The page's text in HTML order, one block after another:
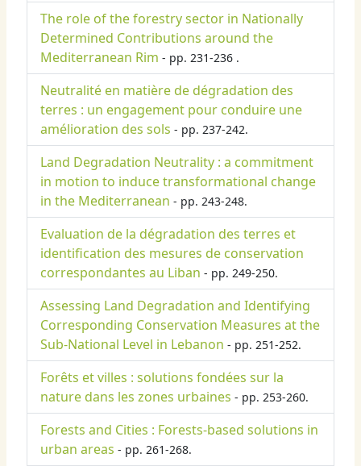
The role of the forestry sector in Nationally
Determined Contributions around the
Mediterranean Rim - pp. 231-236 .
Neutralité en matière de dégradation des
terres : un engagement pour conduire une
amélioration des sols - pp. 237-242.
Land Degradation Neutrality : a commitment
in motion to induce transformational change
in the Mediterranean - pp. 243-248.
Evaluation de la dégradation des terres et
identification des mesures de conservation
correspondantes au Liban - pp. 249-250.
Assessing Land Degradation and Identifying
Corresponding Conservation Measures at the
Sub-National Level in Lebanon - pp. 251-252.
Forêts et villes : solutions fondées sur la
nature dans les zones urbaines - pp. 253-260.
Forests and Cities : Forests-based solutions in
urban areas - pp. 261-268.